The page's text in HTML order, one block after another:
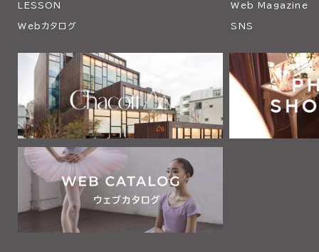
LESSON Web Magazine
Webカタログ SNS